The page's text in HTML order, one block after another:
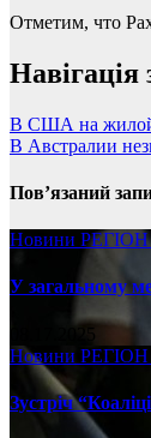
Отметим, что
Навігація
В США на жилой
В Австралии
Пов’язаний
Новини
У загальному
08.17.2025
Новини РЕГІОН
Зустріч